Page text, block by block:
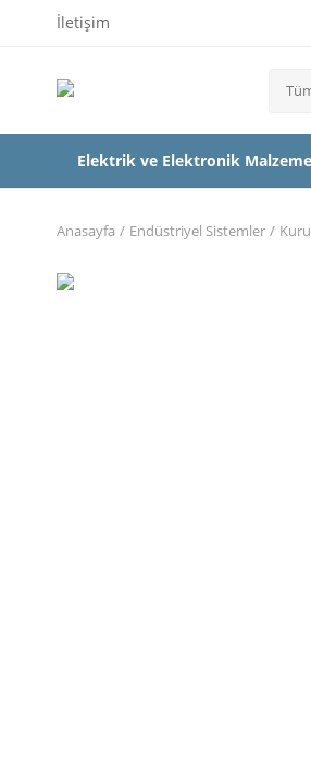
İletişim
Elektrik ve Elektronik
Anasayfa Endüstriyel Sistemler